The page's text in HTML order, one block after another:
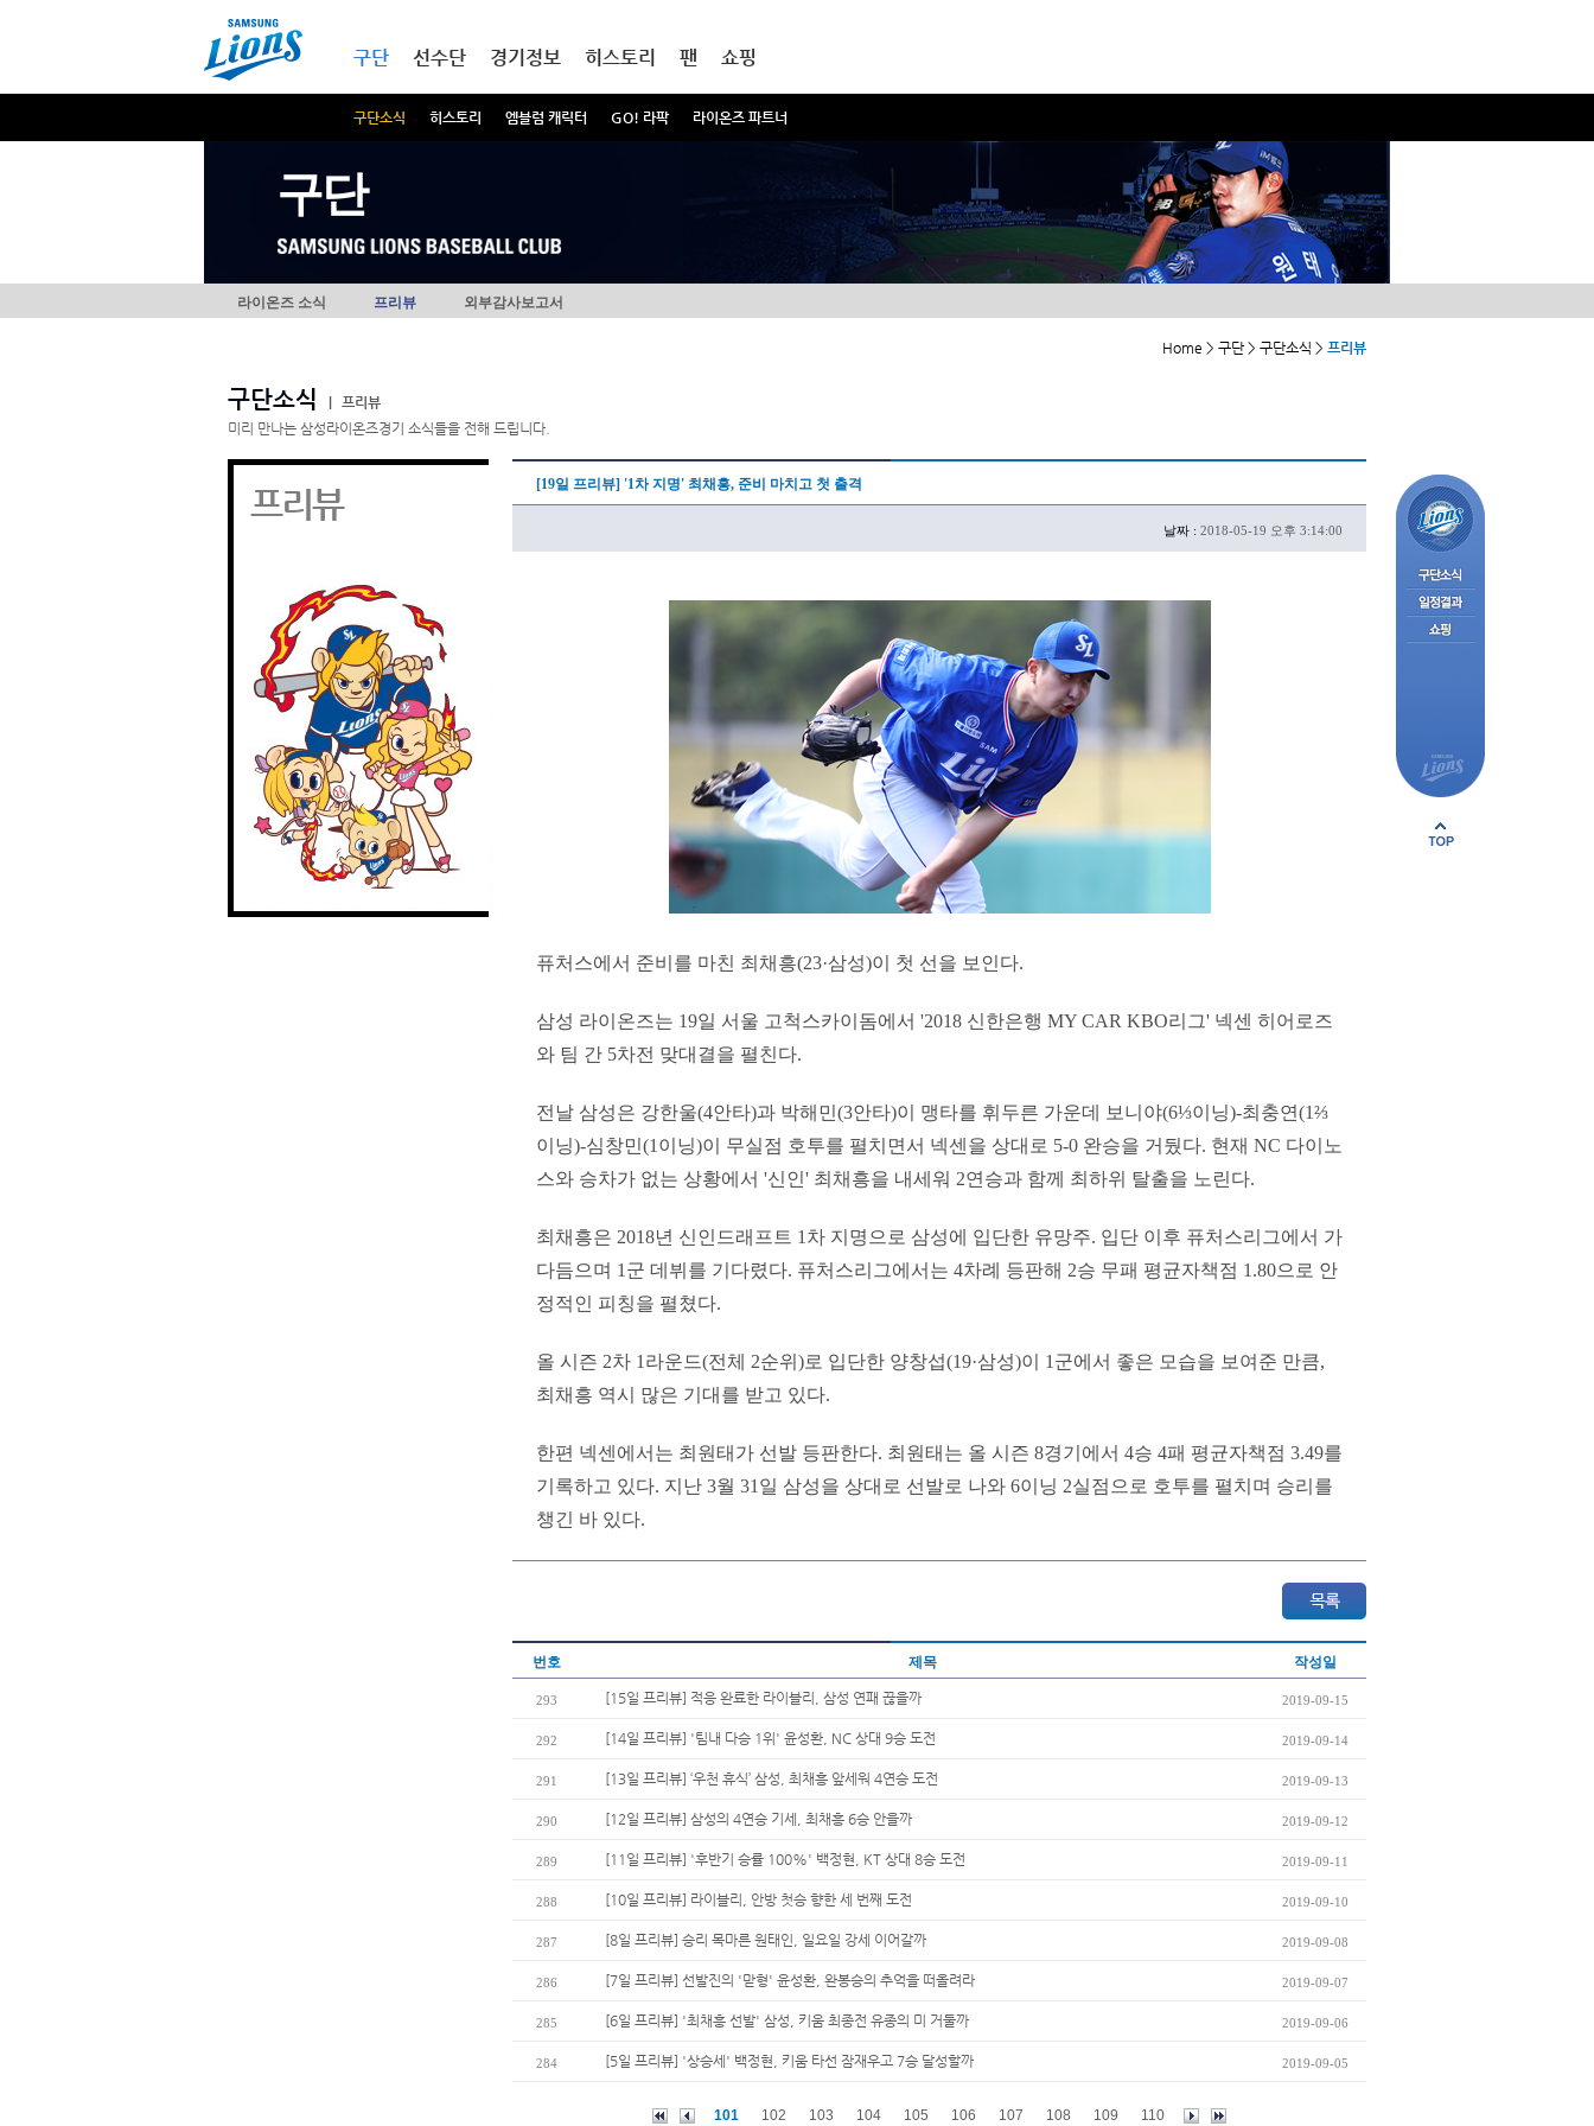
구단
구단소식 히스토리 엠블럼 캐릭터 GO! 라팍 라이온즈 파트너
선수단 경기정보 히스토리 팬 쇼핑
구단
라이온즈 소식 프리뷰 외부감사보고서
Home > 구단 > 구단소식 > 프리뷰
구단소식
프리뷰
미리 만나는 삼성라이온즈경기 소식들을 전해 드립니다.
프리뷰 [19일 프리뷰] '1차 지명' 최채흥, 준비 마치고 첫 출격
날짜 : 2018-05-19 오후 3:14:00
퓨처스에서 준비를 마친 최채흥(23·삼성)이 첫 선을 보인다.
삼성 라이온즈는 19일 서울 고척스카이돔에서 '2018 신한은행 MY CAR KBO리그' 넥센 히어로즈
와 팀 간 5차전 맞대결을 펼친다.
전날 삼성은 강한울(4안타)과 박해민(3안타)이 맹타를 휘두른 가운데 보니야(6⅓이닝)-최충연(1⅔
이닝)-심창민(1이닝)이 무실점 호투를 펼치면서 넥센을 상대로 5-0 완승을 거뒀다. 현재 NC 다이노
스와 승차가 없는 상황에서 '신인' 최채흥을 내세워 2연승과 함께 최하위 탈출을 노린다.
최채흥은 2018년 신인드래프트 1차 지명으로 삼성에 입단한 유망주. 입단 이후 퓨처스리그에서 가
다듬으며 1군 데뷔를 기다렸다. 퓨처스리그에서는 4차례 등판해 2승 무패 평균자책점 1.80으로 안
정적인 피칭을 펼쳤다.
올 시즌 2차 1라운드(전체 2순위)로 입단한 양창섭(19·삼성)이 1군에서 좋은 모습을 보여준 만큼,
최채흥 역시 많은 기대를 받고 있다.
한편 넥센에서는 최원태가 선발 등판한다. 최원태는 올 시즌 8경기에서 4승 4패 평균자책점 3.49를
기록하고 있다. 지난 3월 31일 삼성을 상대로 선발로 나와 6이닝 2실점으로 호투를 펼치며 승리를
챙긴 바 있다.
번호 제목 작성일
293 [15일 프리뷰] 적응 완료한 라이블리, 삼성 연패 끊을까 2019-09-15
292 [14일 프리뷰] '팀내 다승 1위' 윤성환, NC 상대 9승 도전 2019-09-14
291 [13일 프리뷰] ‘우천 휴식’ 삼성, 최채흥 앞세워 4연승 도전 2019-09-13
290 [12일 프리뷰] 삼성의 4연승 기세, 최채흥 6승 안을까 2019-09-12
289 [11일 프리뷰] '후반기 승률 100%' 백정현, KT 상대 8승 도전 2019-09-11
288 [10일 프리뷰] 라이블리, 안방 첫승 향한 세 번째 도전 2019-09-10
287 [8일 프리뷰] 승리 목마른 원태인, 일요일 강세 이어갈까 2019-09-08
286 [7일 프리뷰] 선발진의 '맏형' 윤성환, 완봉승의 추억을 떠올려라 2019-09-07
285 [6일 프리뷰] '최채흥 선발' 삼성, 키움 최종전 유종의 미 거둘까 2019-09-06
284 [5일 프리뷰] '상승세' 백정현, 키움 타선 잠재우고 7승 달성할까 2019-09-05
101 102 103 104 105 106 107 108 109 110